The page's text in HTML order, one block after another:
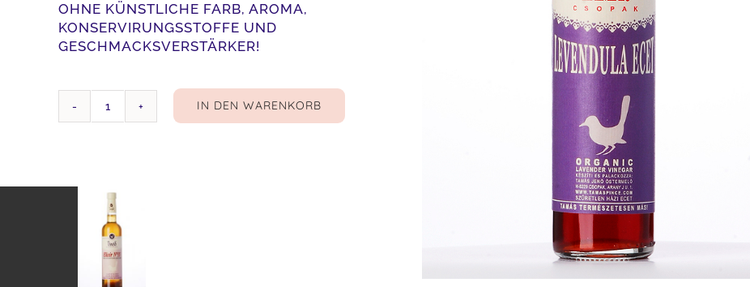
OHNE KÜNSTLICHE FARB, AROMA,
KONSERVIRUNGSSTOFFE UND
GESCHMACKSVERSTÄRKER!
Lavendel
IN DEN WARENKORB